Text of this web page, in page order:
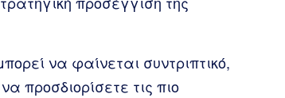
να φαίνεται συντριπτικό,
προσδιορίσετε τις πιο